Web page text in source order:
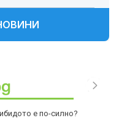
е по-силно?